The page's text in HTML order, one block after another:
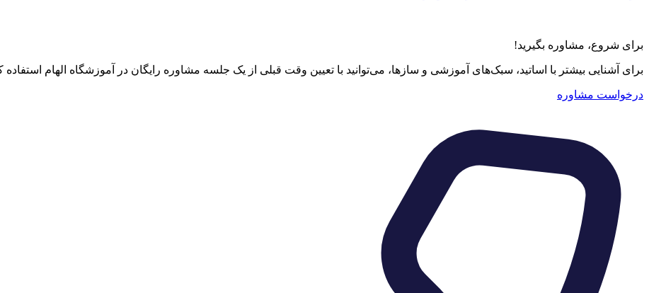
برای شروع، مشاوره بگیرید!
برای آشنایی بیشتر با اساتید، سبک‌های آموزشی و سازها، می‌توانید با تعیین وقت قبلی از یک جلسه مشاوره رایگان در آموزشگاه الهام استفاده
درخواست مشاوره